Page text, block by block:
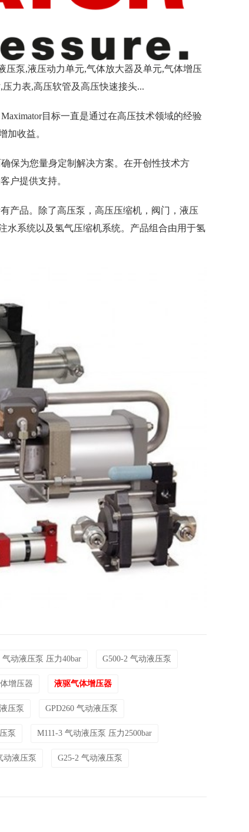
压泵,液压动力单元,气体放大器及单元,气体增压
力表,高压软管及高压快速接头...
目标一直是通过在高压技术领域的经验
加收益。
保为您量身定制解决方案。在开创性技术方
户提供支持。
产品。除了高压泵，高压压缩机，阀门，液压
水系统以及氢气压缩机系统。产品组合由用于氢
气动液压泵 压力40bar G500-2 气动液压泵
增压器 液驱气体增压器
压泵 GPD260 气动液压泵
泵 M111-3 气动液压泵 压力2500bar
动液压泵 G25-2 气动液压泵